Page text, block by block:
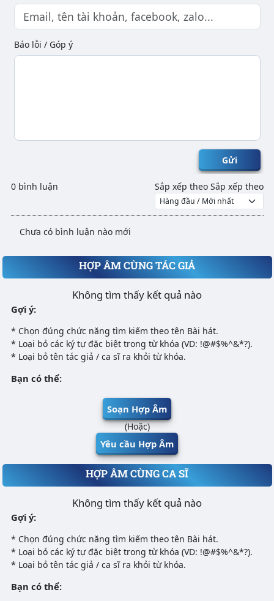
Báo lỗi / Góp ý
Gửi
0 bình luận Sắp xếp theo Sắp xếp theo
Chưa có bình luận nào mới
HỢP ÂM CÙNG TÁC GIẢ
Không tìm thấy kết quả nào
Gợi ý:
* Chọn đúng chức năng tìm kiếm theo tên Bài hát.
* Loại bỏ các ký tự đặc biệt trong từ khóa (VD: !@#$%^&*?).
* Loại bỏ tên tác giả / ca sĩ ra khỏi từ khóa.
Bạn có thể:
Soạn Hợp Âm
(Hoặc)
Yêu cầu Hợp Âm
HỢP ÂM CÙNG CA SĨ
Không tìm thấy kết quả nào
Gợi ý:
* Chọn đúng chức năng tìm kiếm theo tên Bài hát.
* Loại bỏ các ký tự đặc biệt trong từ khóa (VD: !@#$%^&*?).
* Loại bỏ tên tác giả / ca sĩ ra khỏi từ khóa.
Bạn có thể: